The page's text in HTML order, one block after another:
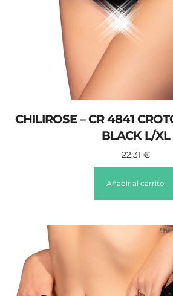
CHILIROSE – CR 4841
BLACK L/XL
22,31 €
Añadir al carrito